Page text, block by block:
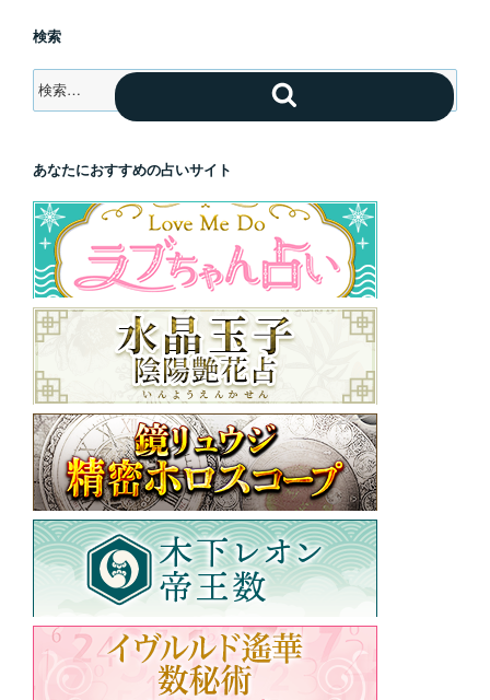
検索
検
索:
索
あなたにおすすめの占いサイト